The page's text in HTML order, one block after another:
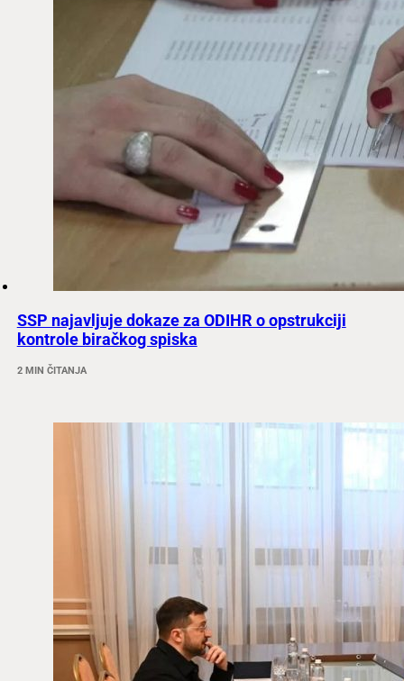
SSP najavljuje dokaze za ODIHR o opstrukciji
kontrole biračkog spiska
2 MIN ČITANJA